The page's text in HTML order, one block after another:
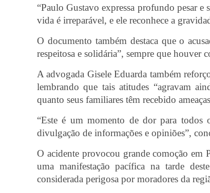
“Paulo Gustavo expressa profundo pesar
vida é irreparável, e ele reconhece a
O documento também destaca que o
respeitosa e solidária”, sempre que houver
A advogada Gisele Eduarda também
lembrando que tais atitudes “agravam
quanto seus familiares têm recebido
“Este é um momento de dor para todos
divulgação de informações e opiniões”,
O acidente provocou grande comoção em
uma manifestação pacífica na tarde
considerada perigosa por moradores da